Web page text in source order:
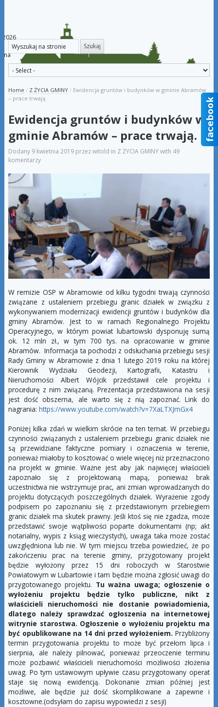
2026
Home / Z ŻYCIA GMINY / Ewidencja gruntów i budynków w gminie Abramów
– prace trwają.
Ewidencja gruntów i budynków w
gminie Abramów – prace trwają.
Dodany 9 kwietnia 2019przezwitold in Z ŻYCIA GMINYwith 49
komentarzy
W remizie OSP w Abramowie od kilku tygodni trwają czynności
związane z ustaleniem przebiegu granic działek w związku z
wykonywaniem modernizacji ewidencji gruntów i budynków dla
gminy Abramów. Jest to w ramach Regionalnego Projektu
Operacyjnego, w którym powiat lubartowski dysponuję sumą
ok. 12 mln zł., w tym 700 tys. na opracowanie w gminie
Abramów. Informacja ta pochodzi z odsłuchania przebiegu sesji
Rady Gminy w Abramowie z dnia 1 lutego 2019 roku na której
Kierownik Wydziału Geodezji, Kartografii, Katastru i
Nieruchomości Albert Wójcik przedstawił cele projektu i
procedurę z nim związaną. Prezentacja przedstawiona na sesji
jest dość obszerna, ale warto się z nią zapoznać. Link do
nagrania: https://www.youtube.com/watch?v=7XaLTXJmGx4
Poniżej kilka zdań w wielkim skrócie na ten temat. W przebiegu
czynności związanych z ustaleniem przebiegu granic działek nie
są przewidziane faktyczne pomiary i oznaczenia w terenie,
ponieważ miałoby to kosztować o wiele więcej niż przeznaczono
na projekt w gminie. Ważne jest aby jak najwięcej właścicieli
zapoznało się z projektowaną mapą, ponieważ brak
uczestnictwa nie wstrzymuje prac, ani zmian wprowadzanych do
projektu dotyczących poszczególnych działek. Wyrażenie zgody
podpisem po zapoznaniu się z przedstawionym przebiegiem
granic działek ma skutek prawny. Jeśli ktoś się nie zgadza, może
przedstawić swoje wątpliwości poparte dokumentami (np; akt
notarialny, wypis z ksiąg wieczystych), uwaga taka może zostać
uwzględniona lub nie. W tym miejscu trzeba powiedzieć, że po
zakończeniu prac na terenie gminy, przygotowany projekt
będzie wyłożony przez 15 dni roboczych w Starostwie
Powiatowym w Lubartowie i tam będzie można zgłosić uwagi do
przygotowanego projektu. Tu ważna uwaga; ogłoszenie o
wyłożeniu projektu będzie tylko publiczne, nikt z
właścicieli nieruchomości nie dostanie powiadomienia,
dlatego należy sprawdzać ogłoszenia na internetowej
witrynie starostwa. Ogłoszenie o wyłożeniu projektu ma
być opublikowane na 14 dni przed wyłożeniem. Przybliżony
termin przygotowania projektu to może być przełom lipca i
sierpnia, ale należy pilnować, ponieważ przeoczenie terminu
może pozbawić właścicieli nieruchomości możliwości złożenia
uwag. Po tym ustawowym upływie czasu przygotowany operat
staje się nową ewidencją. Dokonanie zmian później jest
możliwe, ale będzie już dość skomplikowane a zapewne i
kosztowne.(odsyłam do zapisu wypowiedzi z sesji)